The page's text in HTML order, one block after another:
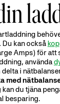
kan också
Amps) för att
använda
delta i
med
du tjäna
besparing.